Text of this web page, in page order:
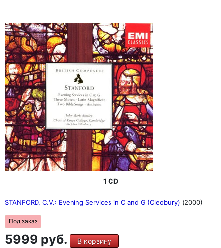
1 CD
STANFORD, C.V.: Evening Services in C and G (Cleobury) (2000)
Под заказ
5999 руб. В корзину